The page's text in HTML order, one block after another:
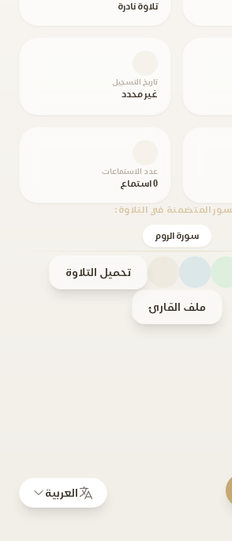
تلاوة نادرة
تاريخ التسجيل
غير محدد
عدد الاستماعات
0 استماع
المتضمنة في التلاوة:
سورة الروم
تحميل التلاوة
ملف القارئ
العربية